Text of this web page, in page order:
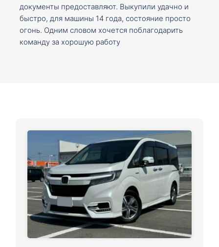
документы предоставляют. Выкупили удачно и
быстро, для машины 14 года, состояние просто
огонь. Одним словом хочется поблагодарить
команду за хорошую работу